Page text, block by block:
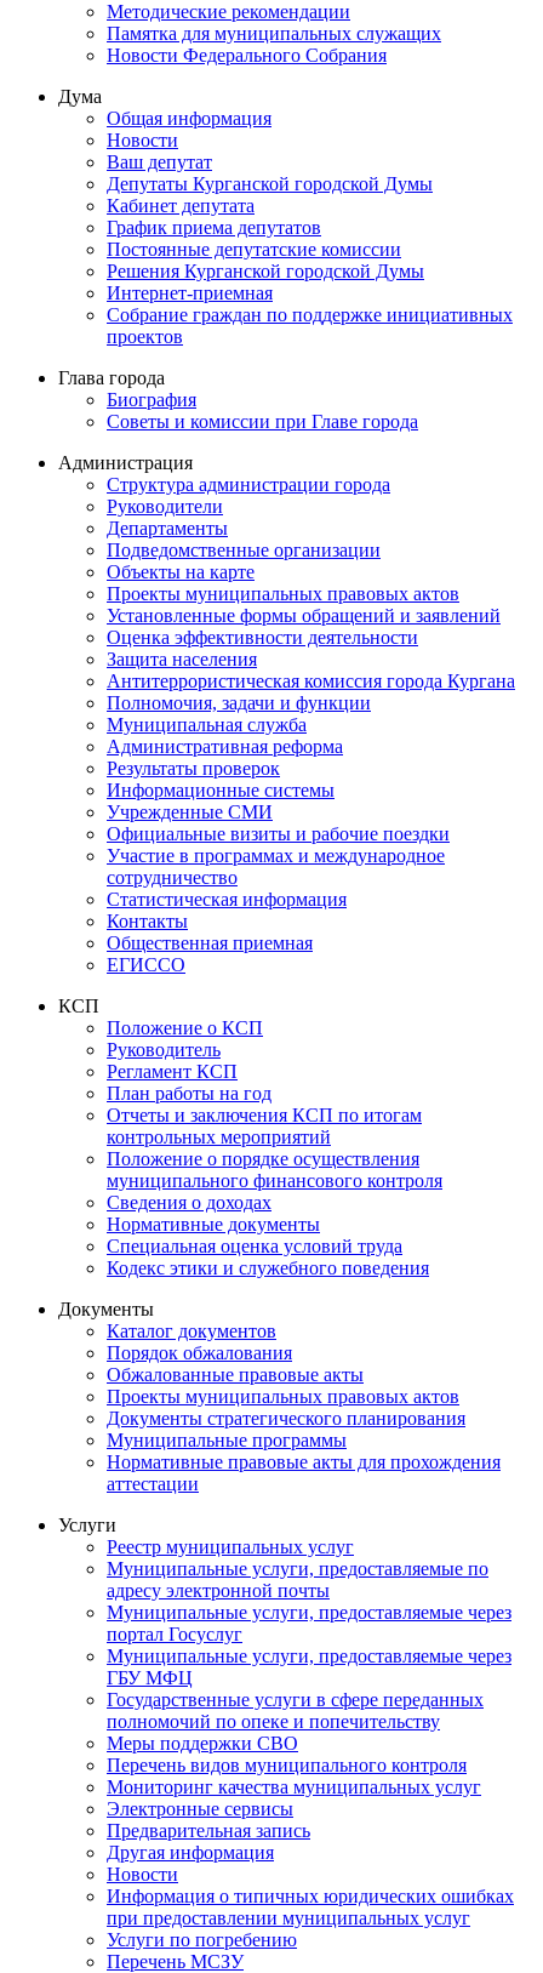
Методические рекомендации
Памятка для муниципальных служащих
Новости Федерального Cобрания
Дума
Общая информация
Новости
Ваш депутат
Депутаты Курганской городской Думы
Кабинет депутата
График приема депутатов
Постоянные депутатские комиссии
Решения Курганской городской Думы
Интернет-приемная
Собрание граждан по поддержке инициативных
проектов
Глава города
Биография
Советы и комиссии при Главе города
Администрация
Структура администрации города
Руководители
Департаменты
Подведомственные организации
Объекты на карте
Проекты муниципальных правовых актов
Установленные формы обращений и заявлений
Оценка эффективности деятельности
Защита населения
Антитеррористическая комиссия города Кургана
Полномочия, задачи и функции
Муниципальная служба
Административная реформа
Результаты проверок
Информационные системы
Учрежденные СМИ
Официальные визиты и рабочие поездки
Участие в программах и международное
сотрудничество
Статистическая информация
Контакты
Общественная приемная
ЕГИССО
КСП
Положение о КСП
Руководитель
Регламент КСП
План работы на год
Отчеты и заключения КСП по итогам
контрольных мероприятий
Положение о порядке осуществления
муниципального финансового контроля
Сведения о доходах
Нормативные документы
Специальная оценка условий труда
Кодекс этики и служебного поведения
Документы
Каталог документов
Порядок обжалования
Обжалованные правовые акты
Проекты муниципальных правовых актов
Документы стратегического планирования
Муниципальные программы
Нормативные правовые акты для прохождения
аттестации
Услуги
Реестр муниципальных услуг
Муниципальные услуги, предоставляемые по
адресу электронной почты
Муниципальные услуги, предоставляемые через
портал Госуслуг
Муниципальные услуги, предоставляемые через
ГБУ МФЦ
Государственные услуги в сфере переданных
полномочий по опеке и попечительству
Меры поддержки СВО
Перечень видов муниципального контроля
Мониторинг качества муниципальных услуг
Электронные сервисы
Предварительная запись
Другая информация
Новости
Информация о типичных юридических ошибках
при предоставлении муниципальных услуг
Услуги по погребению
Перечень МСЗУ